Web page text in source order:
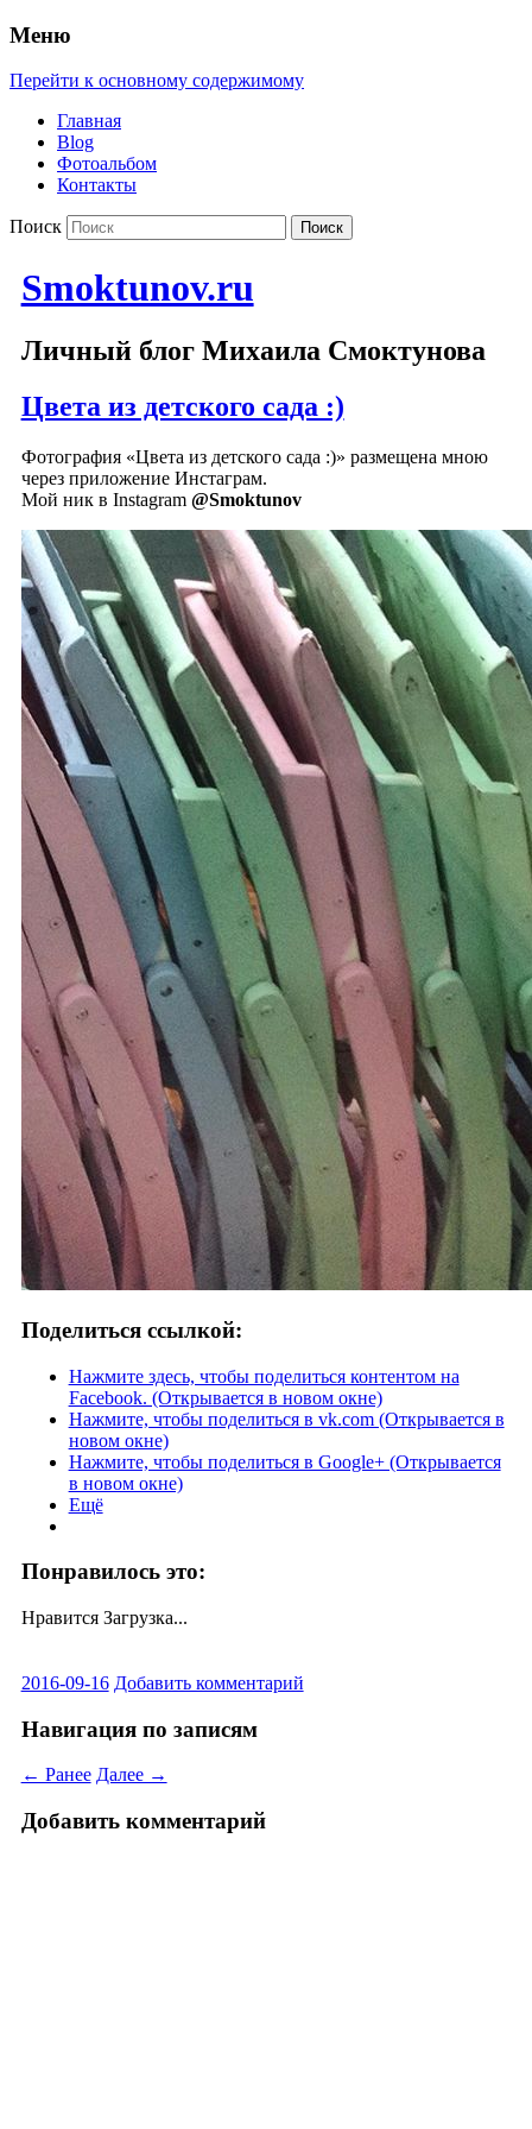
Меню
Перейти к основному содержимому
Главная
Blog
Фотоальбом
Контакты
Поиск
Smoktunov.ru
Личный блог Михаила Смоктунова
Цвета из детского сада :)
Фотография «Цвета из детского сада :)» размещена мною
через приложение Инстаграм.
Мой ник в Instagram @Smoktunov
Поделиться ссылкой:
Нажмите здесь, чтобы поделиться контентом на
Facebook. (Открывается в новом окне)
Нажмите, чтобы поделиться в vk.com (Открывается в
новом окне)
Нажмите, чтобы поделиться в Google+ (Открывается
в новом окне)
Ещё
Понравилось это:
Нравится Загрузка...
2016-09-16 Добавить комментарий
Навигация по записям
← Ранее Далее →
Добавить комментарий